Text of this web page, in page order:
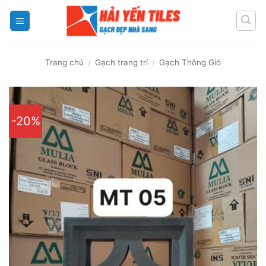
Trang chủ / Gạch trang trí / Gạch Thông Gió
-20%